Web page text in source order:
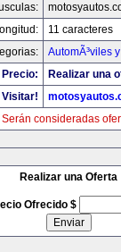
11 caracteres
AutomÃ³viles
Precio:
Realizar una
Visitar!
Serán consideradas
Realizar una Oferta
Ofrecido $